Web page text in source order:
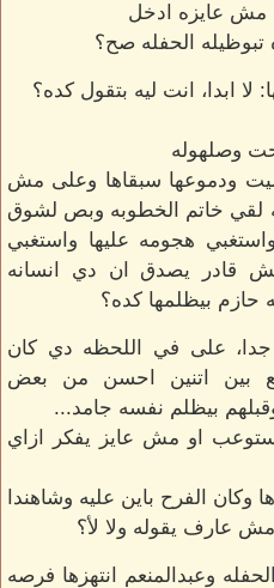
مش عايزه ادخل
تبوظيله الحفله صح؟
ابدا، انت ليه بتقول كده؟
وصلهوله
ودموعها سبقاها وعلى مش
لقي خاتم الخطوبه وبص لشوق
هجومه عليها واستغبي
قادر يصدق ان دي انسانه
حازم بيظلمها كده؟
جدا، على في اللحظه دي كان
بين اتنين احسن من بعض
بيظلم نفسه جامد...
او مش عايز يفكر ازاي
وكان الفرح باين عليه وشاهندا
عارف يقوله ولا لأ؟
وعبدالمنعم انتهزها فرصه